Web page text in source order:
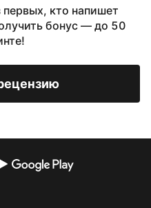
кто напишет
бонус — до 50